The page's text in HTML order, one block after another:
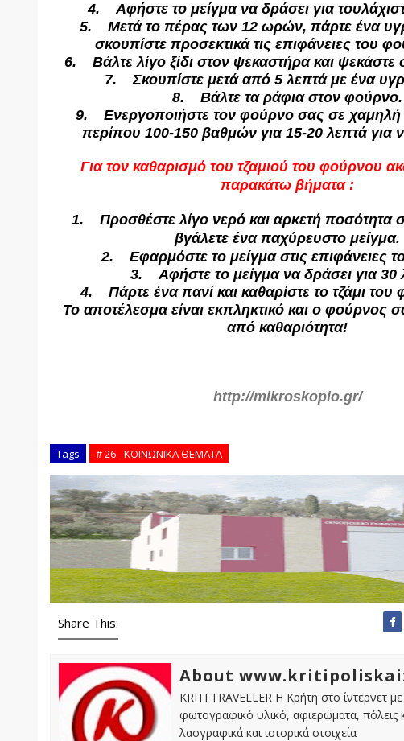
4. Αφήστε το μείγμα να δράσει για
5. Μετά το πέρας των 12 ωρών, πάρτε ένα
σκουπίστε προσεκτικά τις επιφάνειες του
6. Βάλτε λίγο ξίδι στον ψεκαστήρα και ψεκάστε
7. Σκουπίστε μετά από 5 λεπτά με ένα
8. Βάλτε τα ράφια στον φούρνο.
9. Ενεργοποιήστε τον φούρνο σας σε χαμηλή
περίπου 100-150 βαθμών για 15-20 λεπτά για
Για τον καθαρισμό του τζαμιού του φούρνου
παρακάτω βήματα :
1. Προσθέστε λίγο νερό και αρκετή ποσότητα
βγάλετε ένα παχύρευστο μείγμα.
2. Εφαρμόστε το μείγμα στις επιφάνειες
3. Αφήστε το μείγμα να δράσει για 30
4. Πάρτε ένα πανί και καθαρίστε το τζάμι
Το αποτέλεσμα είναι εκπληκτικό και ο φούρνος
από καθαριότητα!
http://mikroskopio.gr/
Tags # 26 - ΚΟΙΝΩΝΙΚΑ ΘΕΜΑΤΑ
Share This:
About
KRITI TRAVELLER Η Κρήτη στο ίντερνετ με
φωτογραφικό υλικό, αφιερώματα, πόλεις
λαογραφικά και ιστορικά στοιχεία